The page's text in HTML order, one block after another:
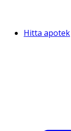
Hitta apotek